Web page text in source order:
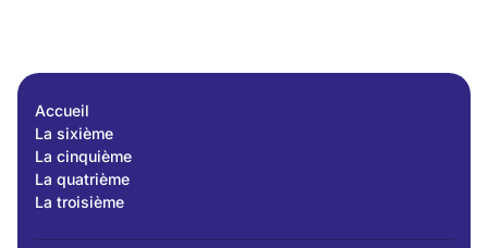
Accueil
La sixième
La cinquième
La quatrième
La troisième